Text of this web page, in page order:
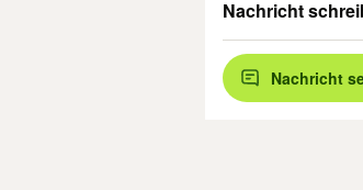
Nachricht
Nachricht